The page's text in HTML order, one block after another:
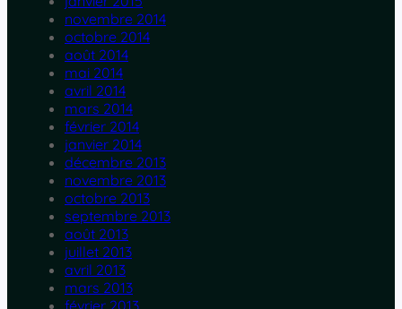
novembre 2014
octobre 2014
août 2014
mai 2014
avril 2014
mars 2014
février 2014
janvier 2014
décembre 2013
novembre 2013
octobre 2013
septembre 2013
août 2013
juillet 2013
avril 2013
mars 2013